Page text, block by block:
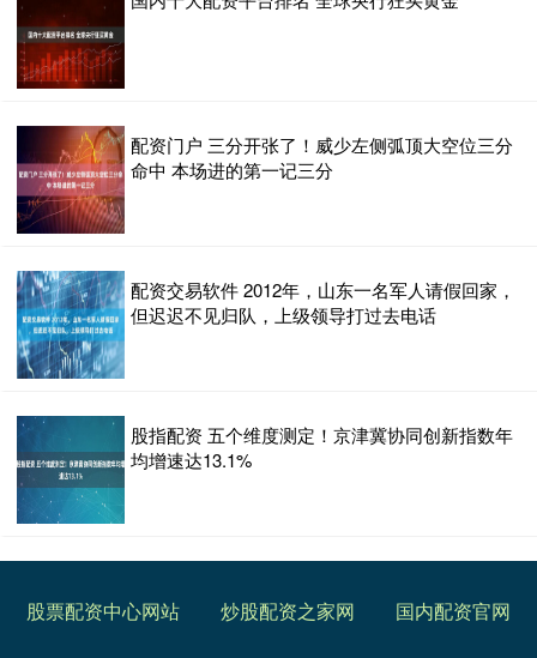
配资门户 三分开张了！威少左侧弧顶大空位三分
命中 本场进的第一记三分
配资交易软件 2012年，山东一名军人请假回家，
但迟迟不见归队，上级领导打过去电话
股指配资 五个维度测定！京津冀协同创新指数年
均增速达13.1%
股票配资中心网站 炒股配资之家网 国内配资官网